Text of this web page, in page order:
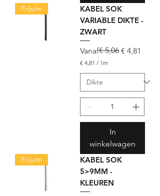
e
e
r
Prijs/m
KABEL SOK
VARIABLE DIKTE -
ZWART
Vanaf
Normale prijs
€ 5,06 € 4,81
Verkoopprijs
€ 4,81 / 1m
p
e
e
r
In
winkelwagen
Prijs/m
KABEL SOK
5>9MM -
KLEUREN